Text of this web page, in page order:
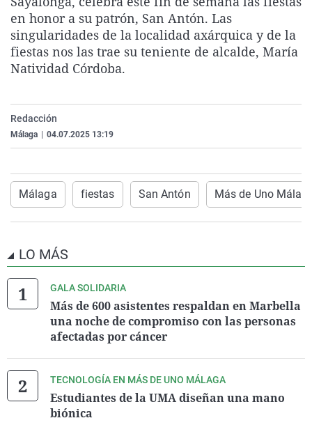
La rosa de los vientos
Gente viajera
Como el perro y el
Caso
Retornados
Equipo de
Extremadura
Galicia
La Rioja
País Vasco
Virales
Televisión
Elecciones
en honor a su patrón, San Antón. Las
singularidades de la localidad axárquica y de la
fiestas nos las trae su teniente de alcalde, María
Natividad Córdoba.
Redacción
Málaga 04.07.2025 13:19
Málaga fiestas San Antón Más de Uno
LO MÁS
GALA SOLIDARIA
Más de 600 asistentes respaldan en Marbella
una noche de compromiso con las personas
afectadas por cáncer
TECNOLOGÍA EN MÁS DE UNO MÁLAGA
Estudiantes de la UMA diseñan una mano
biónica